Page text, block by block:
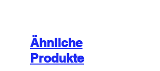
Ähnliche
Produkte